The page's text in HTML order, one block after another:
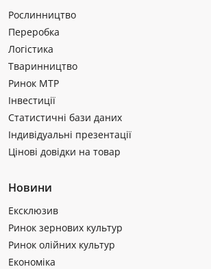
Рослинництво
Переробка
Логістика
Тваринництво
Ринок МТР
Інвестиції
Статистичні бази даних
Індивідуальні презентації
Цінові довідки на товар
Новини
Ексклюзив
Ринок зернових культур
Ринок олійних культур
Економіка